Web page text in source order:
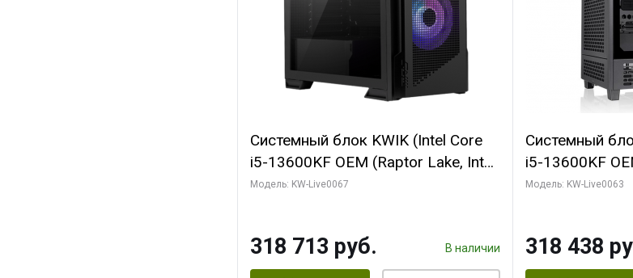
Системный блок KWIK (Intel Core
i5-13600KF OEM (Raptor Lake, Intel
7, C14 8EC/6PC/ 64 ГБ ОЗУ/ Palit
SSD)
Модель: KW-Live0067
318 713 руб. В наличии
Системный
i5-13600KF
7, C14 8EC/
SSD)
Модель: KW-Live0063
318 438